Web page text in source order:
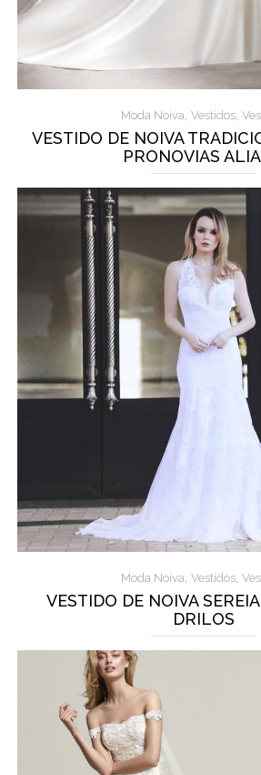
Moda Noiva, Vestidos,
VESTIDO DE NOIVA
PRONOVIAS
Moda Noiva, Vestidos,
VESTIDO DE NOIVA
DRILOS